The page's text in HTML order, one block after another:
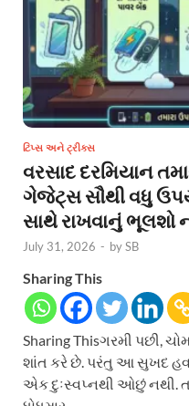
ટિપ્સ અને ટ્રીક્સ
વરસાદ દરમિયાન
ગેજેટ્સ સૌથી વધુ
સાથે રાખવાનું ભૂલશો
July 31, 2026 - bySB
Sharing This
Sharing Thisગરમી પછી,
શાંત કરે છે. પરંતુ આ સુખદ
એક દુઃસ્વપ્નથી ઓછું નથી.